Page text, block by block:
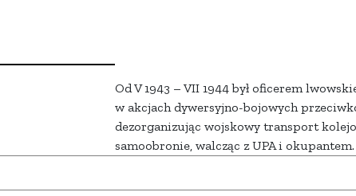
Od V 1943 – VII 1944 był oficerem
w akcjach dywersyjno-bojowych
dezorganizując wojskowy transport
samoobronie, walcząc z UPA i okupantem.